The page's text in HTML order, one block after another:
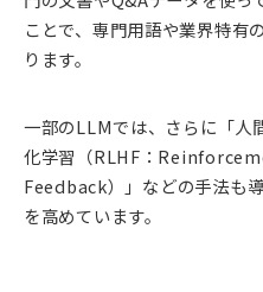
ことで、専門用語や業界特有
ります。
一部のLLMでは、さらに「人
化学習（RLHF：
Feedback）」などの手法も
を高めています。